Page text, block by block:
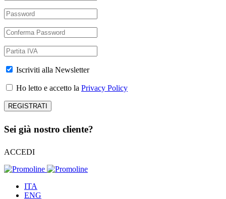
Iscriviti alla Newsletter
Ho letto e accetto la Privacy Policy
Sei già nostro cliente?
ACCEDI
ITA
ENG